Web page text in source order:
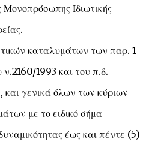
Μονοπρόσωπης Ιδιωτικής
καταλυμάτων των παρ. 1
1993 και του π.δ.
και γενικά όλων των κύριων
με το ειδικό σήμα
έως και πέντε (5)